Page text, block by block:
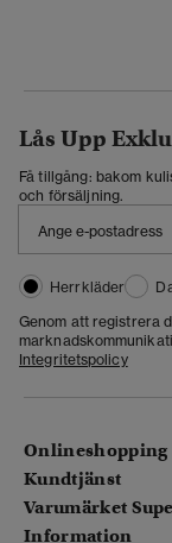
Lås Upp
Få tillgång: bakom
och försäljning.
Herrkläder
Genom att registrera
Integritetspolicy
Onlineshopping
Kundtjänst
Varumärket
Information